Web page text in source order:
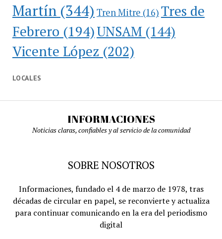
Martín(344) Tren Mitre (16) Tres de
Febrero (194)UNSAM (144)
Vicente López (202)
LOCALES
INFORMACIONES
Noticias claras, confiables y al servicio de la comunidad
SOBRE NOSOTROS
Informaciones, fundado el 4 de marzo de 1978, tras
décadas de circular en papel, se reconvierte y actualiza
para continuar comunicando en la era del periodismo
digital